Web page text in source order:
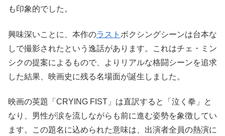
も印象的でした。
興味深いことに、本作のラスト ボクシングシーンは台本な
しで撮影されたという逸話があります。これはチェ・ミン
シクの提案によるもので、よりリアルな格闘シーンを追求
した結果、映画史に残る名場面が誕生しました。
映画の英題「CRYING FIST」は直訳すると「泣く拳」と
なり、男性が涙を流しながらも前に進む姿勢を象徴してい
ます。この題名に込められた意味は、出演者全員の熱演に